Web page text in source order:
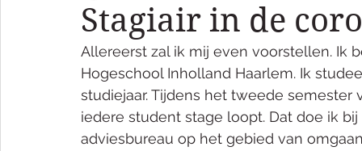
Stagiair in de
Allereerst zal ik mij even voorstellen. Ik
Hogeschool Inholland Haarlem. Ik
studiejaar. Tijdens het tweede
iedere student stage loopt. Dat doe ik
adviesbureau op het gebied van